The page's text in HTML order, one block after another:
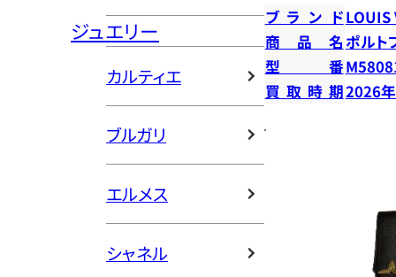
ジュエリー
カルティエ
ブルガリ
エルメス
シャネル
ブランドLOUIS
商品名ポルト
型番
買取時期2026